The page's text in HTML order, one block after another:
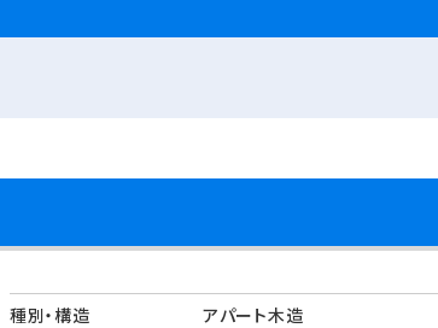
種別・構造
アパート木造